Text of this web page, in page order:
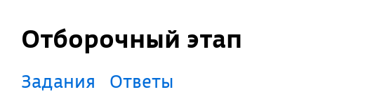
Отборочный этап
Задания Ответы